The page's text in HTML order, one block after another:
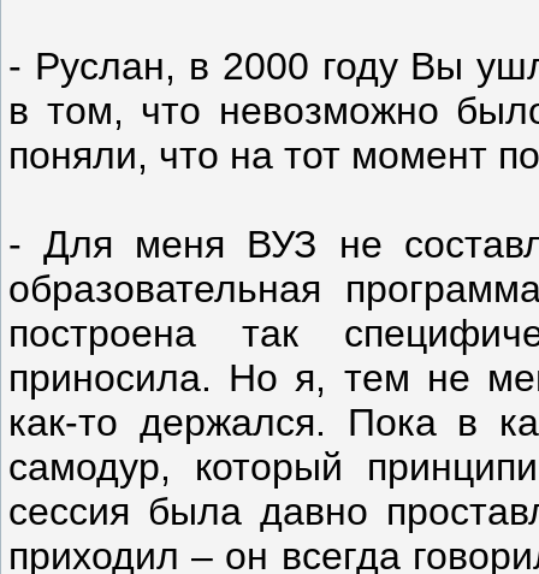
- Руслан, в 2000 году Вы
в том, что невозможно
поняли, что на тот момент
- Для меня ВУЗ не
образовательная
построена так
приносила. Но я, тем не
как-то держался. Пока в
самодур, который
сессия была давно
приходил – он всегда